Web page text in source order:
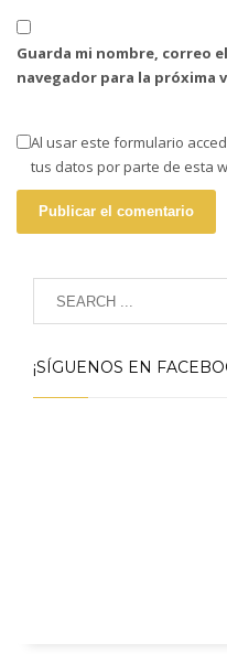
Guarda mi nombre, correo
navegador para la próxima
Al usar este formulario
tus datos por parte de esta
¡SÍGUENOS EN